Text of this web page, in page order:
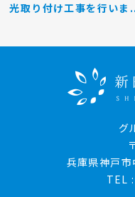
光取り付け工事を行いま
グ
兵庫県神戸
TEL